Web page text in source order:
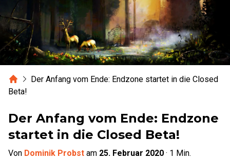
HomeDer Anfang vom Ende: Endzone startet in die Closed
Beta!
Der Anfang vom Ende: Endzone
startet in die Closed Beta!
Von Dominik Probst am 25. Februar 2020 · 1 Min.